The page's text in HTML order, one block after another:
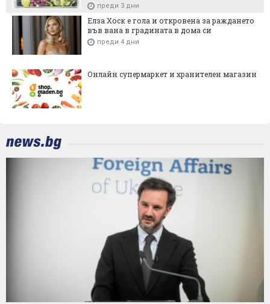
преди 3 дни
Елза Хоск е гола и откровена за раждането
във вана в градината в дома си
преди 4 дни
Онлайн супермаркет и хранителен магазин